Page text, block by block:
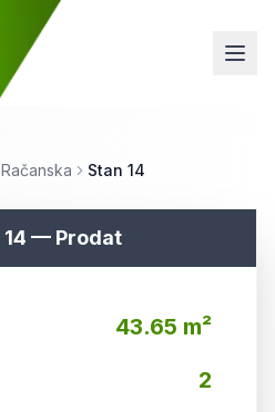
Račanska Stan 14
14 — Prodat
43.65 m²
2